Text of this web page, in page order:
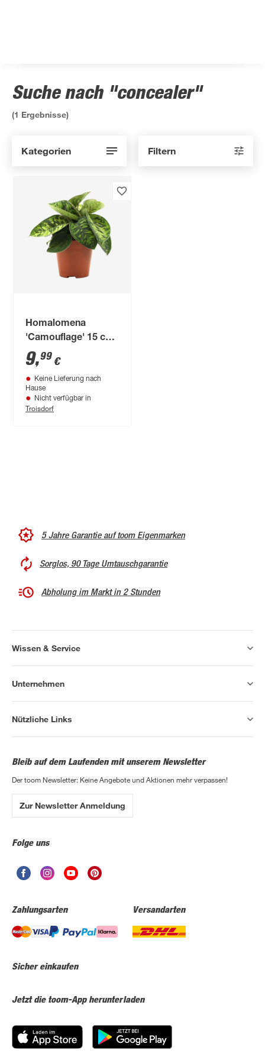
Suche nach "concealer"
(1 Ergebnisse)
Kategorien Filtern
Homalomena
'Camouflage' 15 cm
Topf
9,99 €
Keine Lieferung nach
Hause
Nicht verfügbar in
Troisdorf
5 Jahre Garantie auf toom Eigenmarken
Sorglos, 90 Tage Umtauschgarantie
Abholung im Markt in 2 Stunden
Wissen & Service
Unternehmen
Nützliche Links
Bleib auf dem Laufenden mit unserem Newsletter
Der toom Newsletter: Keine Angebote und Aktionen mehr verpassen!
Zur Newsletter Anmeldung
Folge uns
Zahlungsarten Versandarten
Sicher einkaufen
Jetzt die toom-App herunterladen